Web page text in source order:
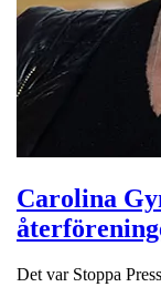
Carolina
Det var Stoppa